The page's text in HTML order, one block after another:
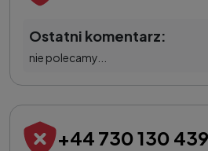
Ostatni komentarz:
nie polecamy...
+44 730 130